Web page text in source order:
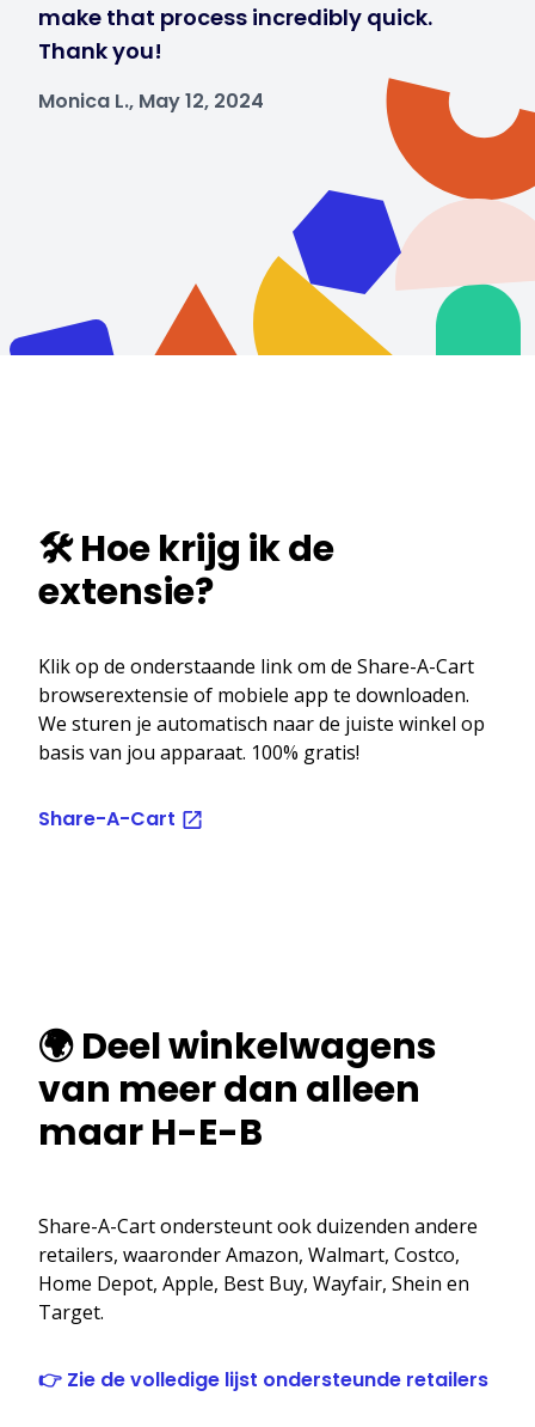
make that process incredibly quick.
Thank you!
Monica L., May 12, 2024
🛠️ Hoe krijg ik de
extensie?
Klik op de onderstaande link om de Share-A-Cart
browserextensie of mobiele app te downloaden.
We sturen je automatisch naar de juiste winkel op
basis van jou apparaat. 100% gratis!
Share-A-Cart
🌍 Deel winkelwagens
van meer dan alleen
maar H-E-B
Share-A-Cart ondersteunt ook duizenden andere
retailers, waaronder Amazon, Walmart, Costco,
Home Depot, Apple, Best Buy, Wayfair, Shein en
Target.
👉 Zie de volledige lijst ondersteunde retailers